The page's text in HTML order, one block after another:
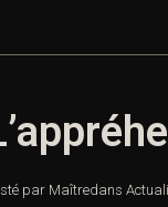
par Maîtredans